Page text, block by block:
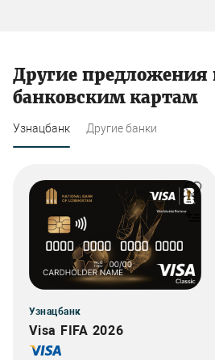
Другие предложения
банковским картам
Узнацбанк Другие банки
Узнацбанк
Visa FIFA 2026